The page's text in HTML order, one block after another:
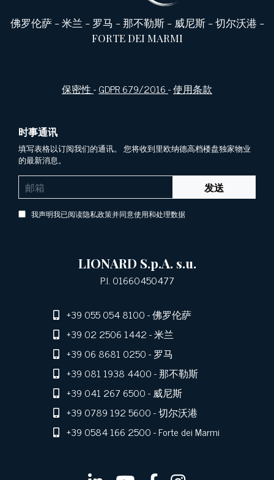
佛罗伦萨-米兰 - 罗马 -那不勒斯- 威尼斯-切尔沃港 -
FORTE DEI MARMI
保密性-GDPR 679/2016-使用条款
时事通讯
填写表格以订阅我们的通讯。 您将收到里欧纳德高档楼盘独家物业
的最新消息。
发送
我声明我已阅读隐私政策并同意使用和处理数据
LIONARD S.p.A. s.u.
P.I. 01660450477
+39 055 054 8100- 佛罗伦萨
+39 02 2506 1442- 米兰
+39 06 8681 0250- 罗马
+39 081 1938 4400- 那不勒斯
+39 041 267 6500- 威尼斯
+39 0789 192 5600- 切尔沃港
+39 0584 166 2500- Forte dei Marmi